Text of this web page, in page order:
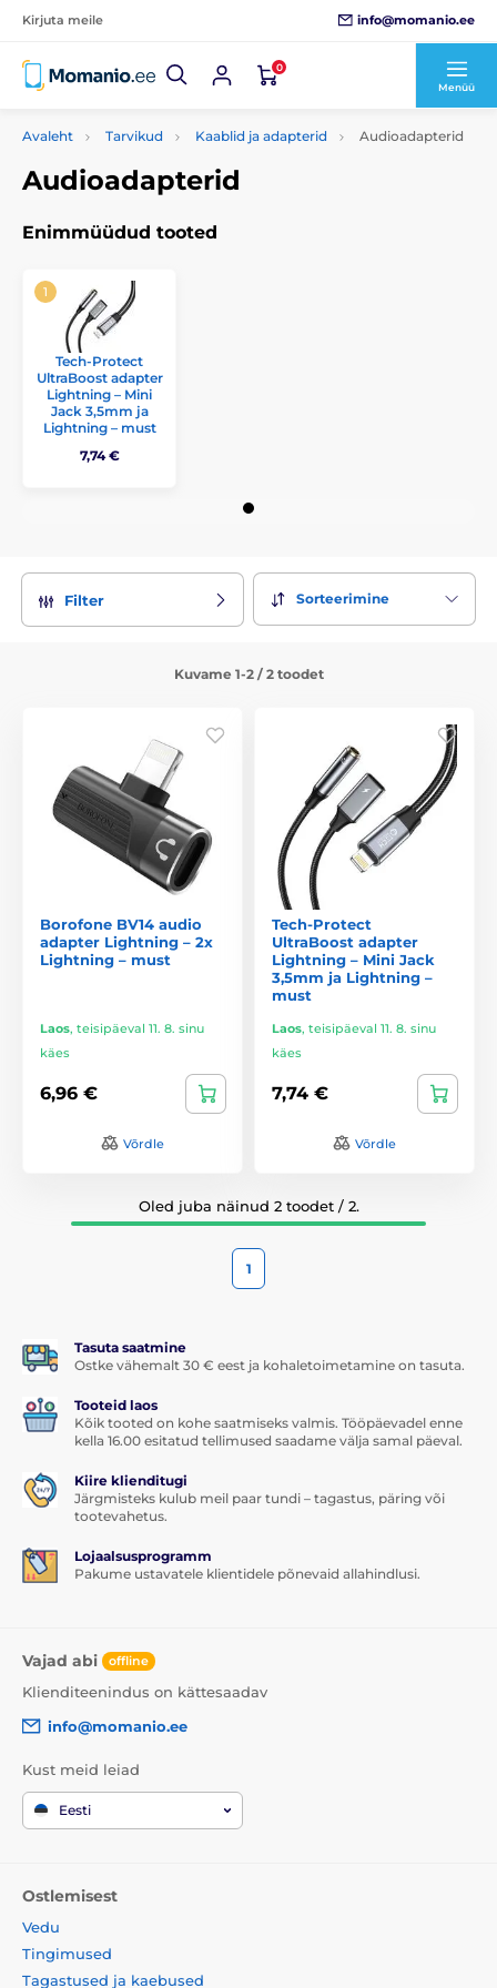
Kirjuta meile info@momanio.ee
0
Menüü
Avaleht Tarvikud Kaablid ja adapterid Audioadapterid
Audioadapterid
Enimmüüdud tooted
Tech-Protect
UltraBoost adapter
Lightning – Mini
Jack 3,5mm ja
Lightning – must
7,74 €
Filter Sorteerimine
Kuvame 1-2 / 2 toodet
Borofone BV14 audio
adapter Lightning – 2x
Lightning – must
Laos, teisipäeval 11. 8. sinu
käes
6,96 €
Võrdle
Tech-Protect
UltraBoost adapter
Lightning – Mini Jack
3,5mm ja Lightning –
must
Laos, teisipäeval 11. 8. sinu
käes
7,74 €
Võrdle
Oled juba näinud 2 toodet / 2.
1
Tasuta saatmine
Ostke vähemalt 30 € eest ja kohaletoimetamine on tasuta.
Tooteid laos
Kõik tooted on kohe saatmiseks valmis. Tööpäevadel enne
kella 16.00 esitatud tellimused saadame välja samal päeval.
Kiire klienditugi
Järgmisteks kulub meil paar tundi – tagastus, päring või
tootevahetus.
Lojaalsusprogramm
Pakume ustavatele klientidele põnevaid allahindlusi.
Vajad abi offline
Klienditeenindus on kättesaadav
info@momanio.ee
Kust meid leiad
Eesti
Ostlemisest
Vedu
Tingimused
Tagastused ja kaebused